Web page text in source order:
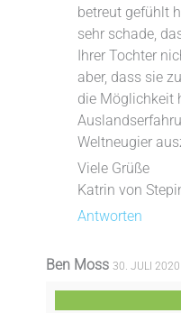
betreut gefühlt
sehr schade,
Ihrer Tochter
aber, dass sie
die Möglichkeit
Weltneugier
Viele Grüße
Katrin von
Antworten
Ben Moss 30. JULI 2020